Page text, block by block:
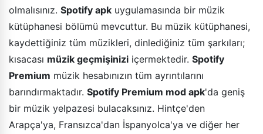
olmalısınız. Spotify apk uygulamasında bir müzik
kütüphanesi bölümü mevcuttur. Bu müzik kütüphanesi,
kaydettiğiniz tüm müzikleri, dinlediğiniz tüm şarkıları;
kısacası müzik geçmişinizi içermektedir. Spotify
Premium müzik hesabınızın tüm ayrıntılarını
barındırmaktadır. Spotify Premium mod apk'da geniş
bir müzik yelpazesi bulacaksınız. Hintçe'den
Arapça'ya, Fransızca'dan İspanyolca'ya ve diğer her